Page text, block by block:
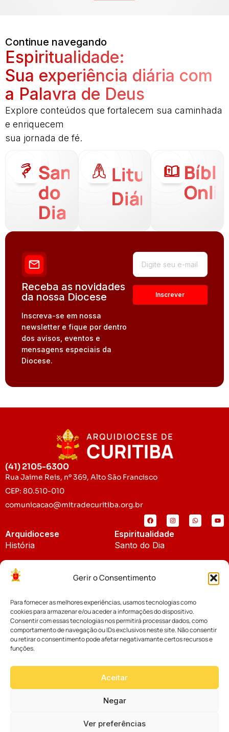
Gerir o Consentimento
Para fornecer as melhores experiências, usamos tecnologias como
cookies para armazenar e/ou aceder a informações do dispositivo.
Consentir com essas tecnologias nos permitirá processar dados, como
comportamento de navegação ou IDs exclusivos neste site. Não consentir
ou retirar o consentimento pode afetar negativamante certos recursos e
funções.
Aceitar
Negar
Ver preferências
Continue navegando
Espiritualidade:
Sua experiência diária com
a Palavra de Deus
Explore conteúdos que fortalecem sua caminhada
e enriquecem
sua jornada de fé.
Santo
do
Dia
Liturgia
Diária
Receba as novidades
da nossa Diocese
Inscreva-se em nossa
newsletter e fique por dentro
dos avisos, eventos e
mensagens especiais da
Diocese.
(41) 2105-6300
Rua Jaime Reis, nº 369, Alto São Francisco
CEP: 80.510-010
comunicacao@mitradecuritiba.org.br
Arquidiocese
História
Padroeira
Espiritualidade
Santo do Dia
Notícias
Notícias da Arquidiocese
Notícias Cáritas
Palavra dos Bispos
Cúria Diocesana
Fundo Diocesano
Vicariatos da Educação
Eventos